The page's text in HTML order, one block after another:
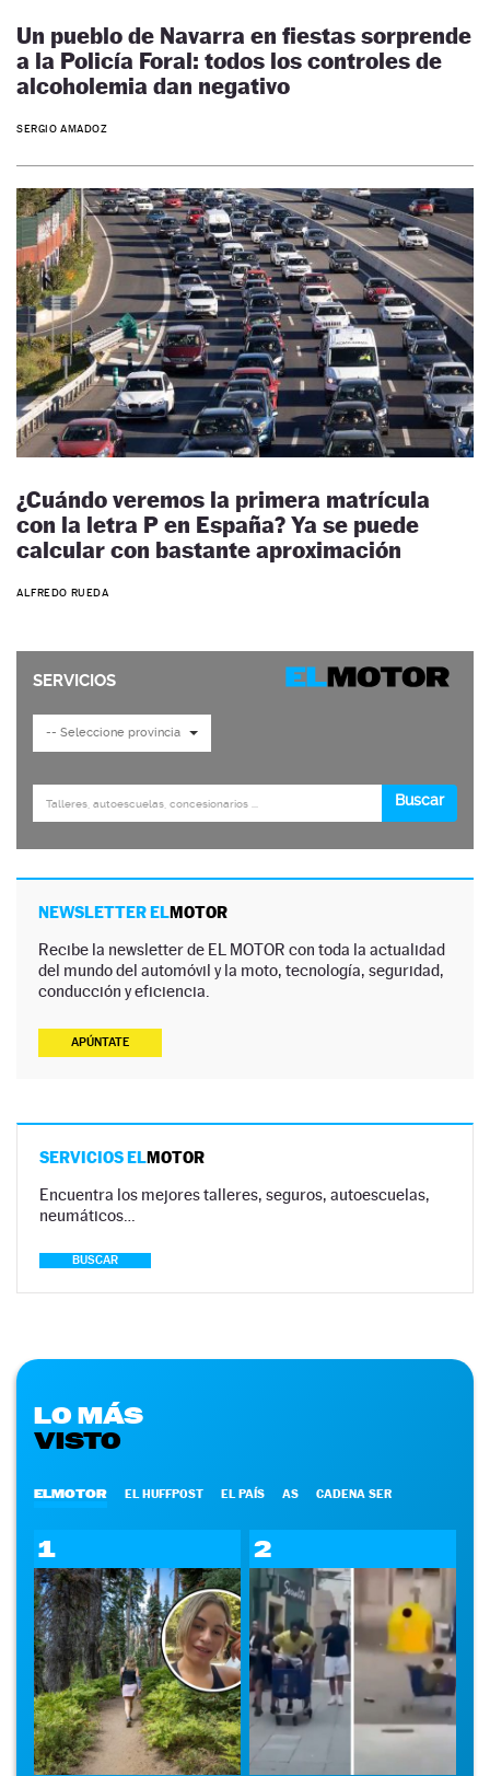
Un pueblo de Navarra en fiestas sorprende
a la Policía Foral: todos los controles de
alcoholemia dan negativo
SERGIO AMADOZ
¿Cuándo veremos la primera matrícula
con la letra P en España? Ya se puede
calcular con bastante aproximación
ALFREDO RUEDA
NEWSLETTER ELMOTOR
Recibe la newsletter de EL MOTOR con toda la actualidad
del mundo del automóvil y la moto, tecnología, seguridad,
conducción y eficiencia.
APÚNTATE
SERVICIOS ELMOTOR
Encuentra los mejores talleres, seguros, autoescuelas,
neumáticos…
BUSCAR
LO MÁS
VISTO
ELMOTOR EL HUFFPOST EL PAÍS AS CADENA SER
1 2